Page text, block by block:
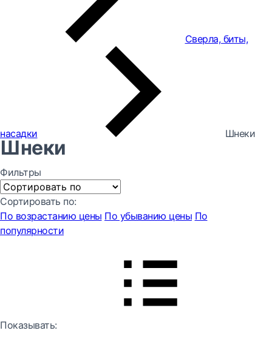
Сверла, биты,
насадки Шнеки
Шнеки
Фильтры
Сортировать по:
По возрастанию цены По убыванию цены По
популярности
Показывать: